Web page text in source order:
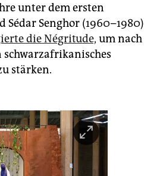
unter dem ersten
Sédar Senghor (1960–1980)
die Négritude, um nach
stärken.